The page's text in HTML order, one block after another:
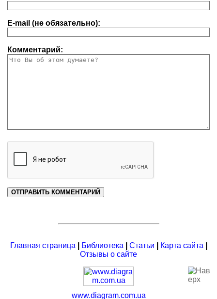
E-mail (не обязательно):
Комментарий:
Главная страница Библиотека Статьи Карта сайта
Отзывы о сайте
www.diagram.com.ua